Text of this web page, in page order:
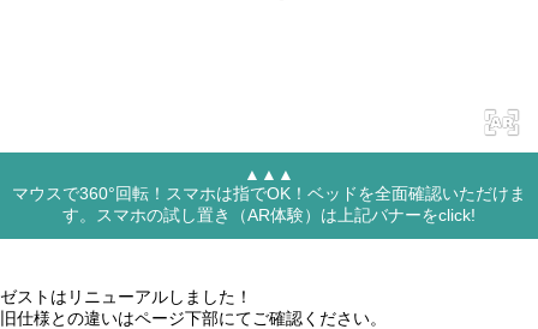
▲▲▲
マウスで360°回転！スマホは指でOK！ベッドを全面確認いただけま
す。スマホの試し置き（AR体験）は上記バナーをclick!
ゼストはリニューアルしました！
旧仕様との違いはページ下部にてご確認ください。